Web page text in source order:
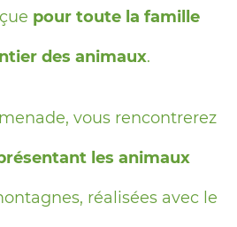
pour toute la famille
des animaux.
vous rencontrerez
les animaux
réalisées avec le